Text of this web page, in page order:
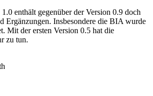
enthält gegenüber der Version 0.9 doch
Ergänzungen. Insbesondere die BIA wurde
Mit der ersten Version 0.5 hat die
zu tun.